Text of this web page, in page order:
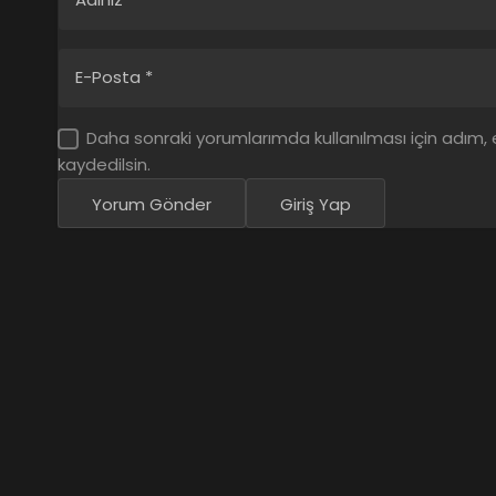
E-Posta *
Daha sonraki yorumlarımda kullanılması için
kaydedilsin.
Yorum Gönder
Giriş Yap